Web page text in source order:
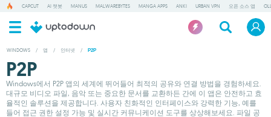
CAPCUT AI 챗봇 MANUS MALWAREBYTES MANGA APPS ANKI URBAN VPN 오픈 소스 앱
WINDOWS / 앱 / 인터넷 / P2P
P2P
Windows에서 P2P 앱의 세계에 뛰어들어 최적의 공유와 연결 방법을 경험하세요.
대규모 비디오 파일, 음악 또는 중요한 문서를 교환하든 간에 이 앱은 안전하고 효
율적인 솔루션을 제공합니다. 사용자 친화적인 인터페이스와 강력한 기능, 예를
들어 접근 권한 설정 가능 및 실시간 커뮤니케이션 도구를 상상해보세요. 파일 공